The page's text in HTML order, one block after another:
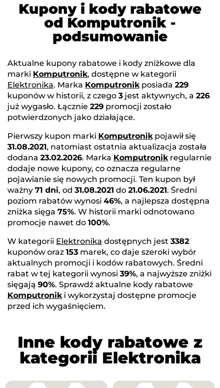
Kupony i kody rabatowe
od Komputronik -
podsumowanie
Aktualne kupony rabatowe i kody zniżkowe dla
marki Komputronik, dostępne w kategorii
Elektronika. Marka Komputronikposiada 229
kuponów w historii, z czego 3 jest aktywnych, a 226
już wygasło. Łącznie 229 promocji zostało
potwierdzonych jako działające.
Pierwszy kupon marki Komputronikpojawił się
31.08.2021, natomiast ostatnia aktualizacja została
dodana 23.02.2026. Marka Komputronikregularnie
dodaje nowe kupony, co oznacza regularne
pojawianie się nowych promocji. Ten kupon był
ważny 71 dni, od 31.08.2021 do 21.06.2021. Średni
poziom rabatów wynosi 46%, a najlepsza dostępna
zniżka sięga 75%. W historii marki odnotowano
promocje nawet do 100%.
W kategorii Elektronika dostępnych jest 3382
kuponów oraz 153 marek, co daje szeroki wybór
aktualnych promocji i kodów rabatowych. Średni
rabat w tej kategorii wynosi 39%, a najwyższe zniżki
sięgają 90%. Sprawdź aktualne kody rabatowe
Komputroniki wykorzystaj dostępne promocje
przed ich wygaśnięciem.
Inne kody rabatowe z
kategorii Elektronika